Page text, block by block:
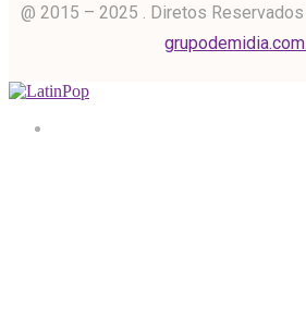
@ 2015 – 2025 . Diretos